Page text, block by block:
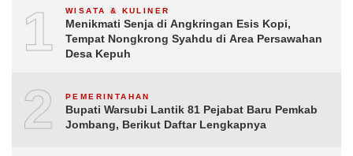
1 WISATA & KULINER
Menikmati Senja di Angkringan Esis Kopi,
Tempat Nongkrong Syahdu di Area Persawahan
Desa Kepuh
2 PEMERINTAHAN
Bupati Warsubi Lantik 81 Pejabat Baru Pemkab
Jombang, Berikut Daftar Lengkapnya